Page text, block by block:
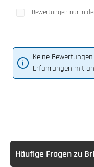
Bewertungen nur in
Keine
Erfahrungen mit
Häufige Fragen zu